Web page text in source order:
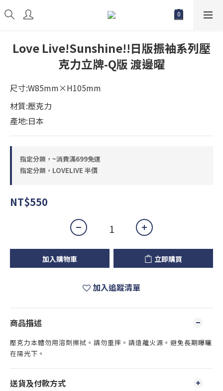
Love Live!Sunshine!!日版振袖系列壓
克力立牌-Q版 渡邊曜
尺寸:W85mm×H105mm
材質:壓克力
產地:日本
指定分類，~消費滿699免運
指定分類，LOVELIVE 半價
NT$550
加入購物車 立即購買
加入追蹤清單
商品描述
壓克力本體勿用溶劑擦拭。請勿重摔。請遠離火源。避免長期曝曬
在陽光下。
送貨及付款方式